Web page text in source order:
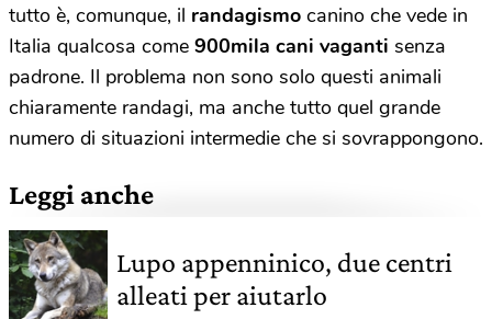
tutto è, comunque, il randagismo canino che vede in
Italia qualcosa come 900mila cani vaganti senza
padrone. Il problema non sono solo questi animali
chiaramente randagi, ma anche tutto quel grande
numero di situazioni intermedie che si sovrappongono.
Leggi anche
Lupo appenninico, due centri
alleati per aiutarlo